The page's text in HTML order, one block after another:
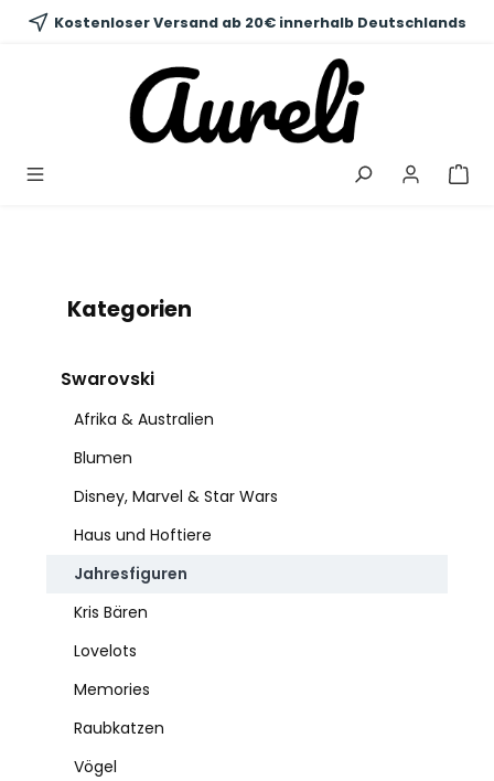
springen
Kostenloser Versand ab 20€ innerhalb Deutschlands
Kategorien
Swarovski
Afrika & Australien
Blumen
Disney, Marvel & Star Wars
Haus und Hoftiere
Jahresfiguren
Kris Bären
Lovelots
Memories
Raubkatzen
Vögel